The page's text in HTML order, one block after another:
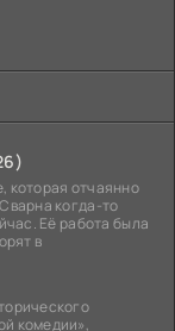
которая отчаянно
когда-то
Её работа была
в
комедии»,